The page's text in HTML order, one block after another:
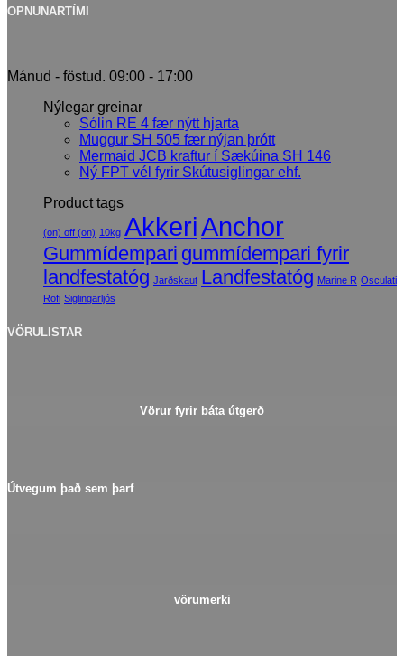
OPNUNARTÍMI
Mánud - föstud. 09:00 - 17:00
Nýlegar greinar
Sólin RE 4 fær nýtt hjarta
Muggur SH 505 fær nýjan þrótt
Mermaid JCB kraftur í Sækúina SH 146
Ný FPT vél fyrir Skútusiglingar ehf.
Product tags
(on) off (on) 10kg AkkeriAnchor
Gummídempari gummídempari fyrir
landfestatóg Jarðskaut Landfestatóg Marine R Osculati
Rofi Siglingarljós
VÖRULISTAR
Vörur fyrir báta útgerð
Útvegum það sem þarf
vörumerki